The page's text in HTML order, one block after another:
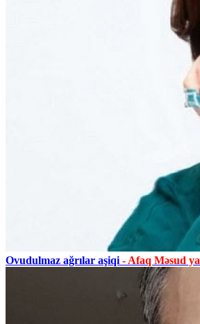
Ovudulmaz ağrılar aşiqi - Afaq Məsud